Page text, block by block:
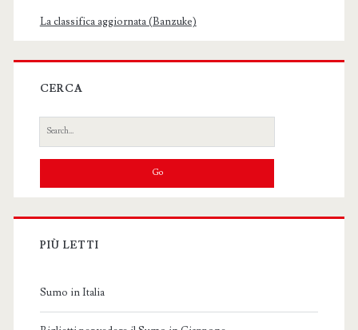
La classifica aggiornata (Banzuke)
CERCA
Search
for:
PIÙ LETTI
Sumo in Italia